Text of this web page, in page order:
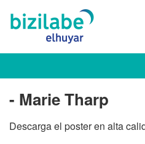
- Marie Tharp
Descarga el poster en alta